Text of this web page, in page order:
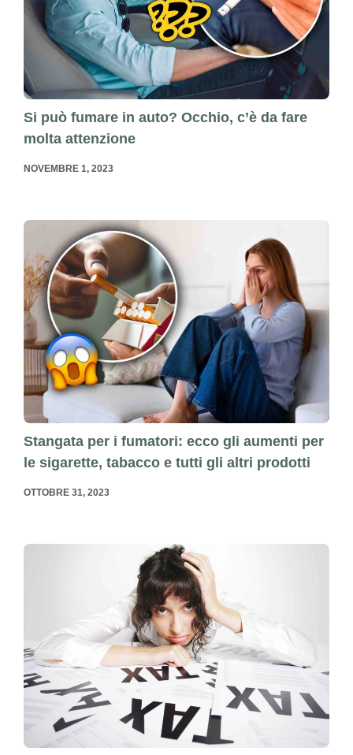
Si può fumare in auto? Occhio, c’è da fare
molta attenzione
NOVEMBRE 1, 2023
Stangata per i fumatori: ecco gli aumenti per
le sigarette, tabacco e tutti gli altri prodotti
OTTOBRE 31, 2023